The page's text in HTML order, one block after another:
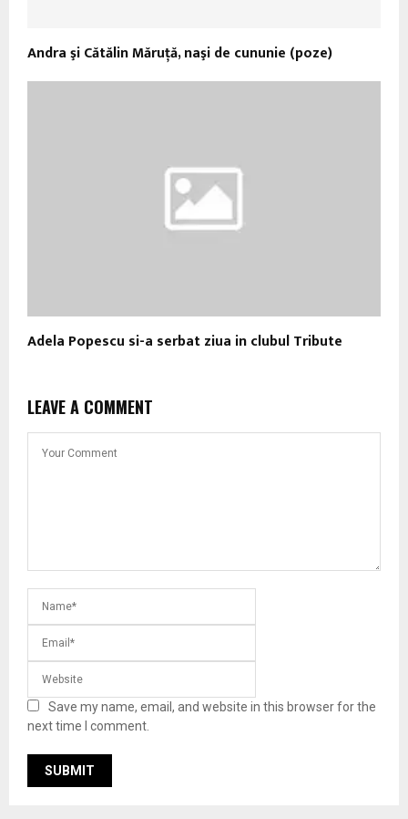
Andra şi Cătălin Măruţă, naşi de cununie (poze)
Adela Popescu si-a serbat ziua in clubul Tribute
LEAVE A COMMENT
Save my name, email, and website in this browser for the
next time I comment.